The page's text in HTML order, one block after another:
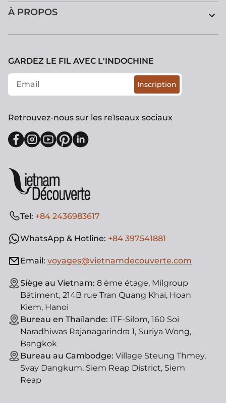
À PROPOS
Tel: +84 2436983617
WhatsApp & Hotline: +84 397541881
Email: voyages@vietnamdecouverte.com
Siège au Vietnam: 8 ème étage, Milgroup
Bâtiment, 214B rue Tran Quang Khai, Hoan
Kiem, Hanoi
Bureau en Thaïlande: ITF-Silom, 160 Soi
Naradhiwas Rajanagarindra 1, Suriya Wong,
Bangkok
Bureau au Cambodge: Village Steung Thmey,
Svay Dangkum, Siem Reap District, Siem
Reap
GARDEZ LE FIL AVEC L'INDOCHINE
Inscription
Retrouvez-nous sur les re1seaux sociaux